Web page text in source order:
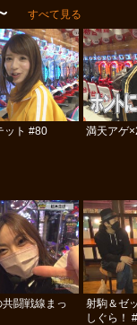
すべて見る
ット #80 満天アゲ
闘戦線まっ
射駒＆ゼ
しぐら！